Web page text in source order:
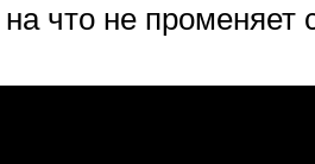
на что не